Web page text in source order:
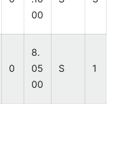
00
0
8.
05
00
S 1